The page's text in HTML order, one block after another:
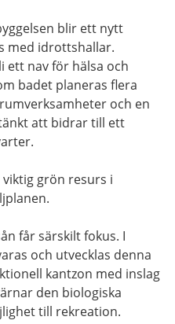
blir ett nytt
med idrottshallar.
ett nav för hälsa och
badet planeras flera
och en
att bidrar till ett
grön resurs i
får särskilt fokus. I
och utvecklas denna
kantzon med inslag
den biologiska
till rekreation.